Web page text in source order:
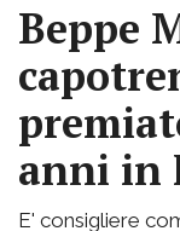
Beppe
anni in
E' consigliere